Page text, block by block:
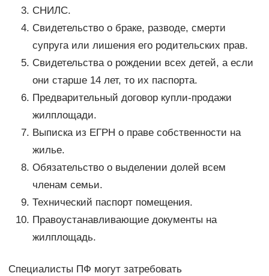
СНИЛС.
Свидетельство о браке, разводе, смерти
супруга или лишения его родительских прав.
Свидетельства о рождении всех детей, а если
они старше 14 лет, то их паспорта.
Предварительный договор купли-продажи
жилплощади.
Выписка из ЕГРН о праве собственности на
жилье.
Обязательство о выделении долей всем
членам семьи.
Технический паспорт помещения.
Правоустанавливающие документы на
жилплощадь.
Специалисты ПФ могут затребовать